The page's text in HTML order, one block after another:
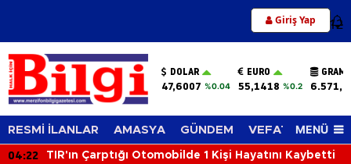
Giriş Yap 12
DOLAR
47,6007 %0.04
EURO
55,1418 %0.2
GRAM
RESMİ İLANLAR AMASYA GÜNDEM VEFAT EDENLER
MENÜ
04:22 TIR'ın Çarptığı Otomobilde 1 Kişi Hayatını Kaybetti